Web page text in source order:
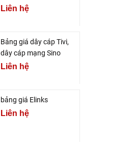
Liên hệ
Bảng giá dây cáp Tivi,
dây cáp mạng Sino
Liên hệ
bảng giá Elinks
Liên hệ